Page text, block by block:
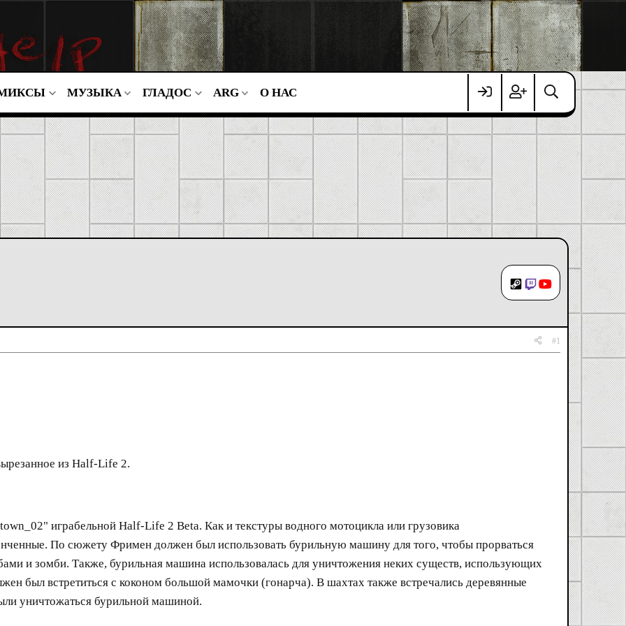
МУЗЫКА ГЛАДОС ARG О НАС
#1
из Half-Life 2.
играбельной Half-Life 2 Beta. Как и текстуры водного мотоцикла или грузовика
По сюжету Фримен должен был использовать бурильную машину для того, чтобы прорваться
и зомби. Также, бурильная машина использовалась для уничтожения неких существ, использующих
был встретиться с коконом большой мамочки (гонарча). В шахтах также встречались деревянные
уничтожаться бурильной машиной.